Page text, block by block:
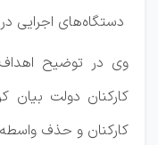
دستگاه‌های
وی در توضیح
کارکنان دولت بیان
کارکنان و حذف